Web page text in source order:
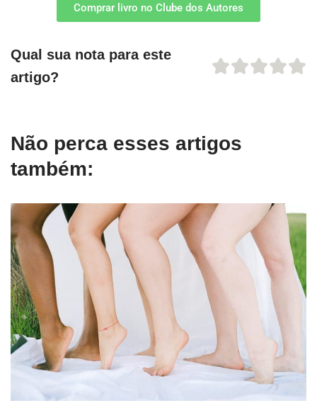
Comprar livro no Clube dos Autores
Qual sua nota para este
artigo?
Não perca esses artigos
também: